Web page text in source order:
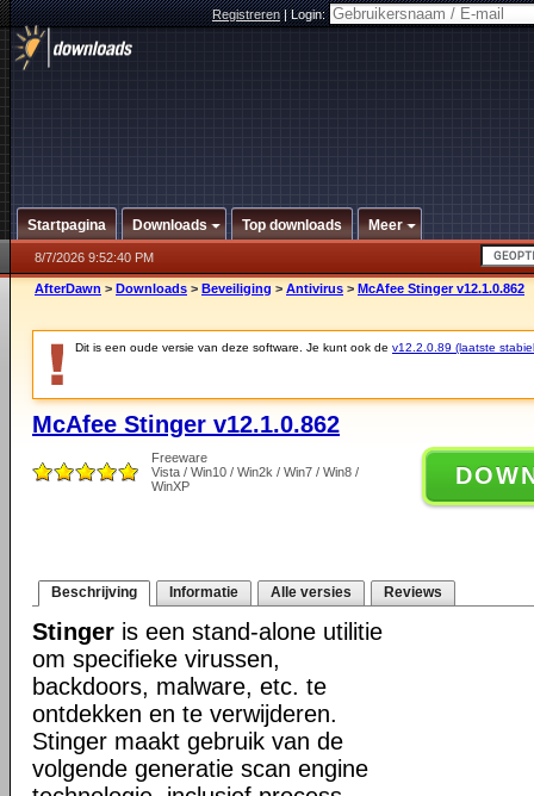
Registreren|Login:
Startpagina Downloads Top downloads Meer
8/7/2026 9:52:40 PM
AfterDawn > Downloads > Beveiliging > Antivirus > McAfee Stinger v12.1.0.862
Dit is een oude versie van deze software. Je kunt ook de v12.2.0.89 (laatste
McAfee Stinger v12.1.0.862
Freeware
Vista / Win10 / Win2k / Win7 / Win8 /
WinXP
Beschrijving Informatie Alle versies Reviews
Stinger is een stand-alone utilitie
om specifieke virussen,
backdoors, malware, etc. te
ontdekken en te verwijderen.
Stinger maakt gebruik van de
volgende generatie scan engine